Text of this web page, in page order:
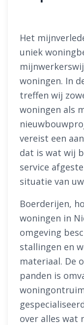
Het
uniek
woningen. In
treffen wij
woningen als
vereist een
dat is wat wij
service
situatie van
Boerderijen,
woningen in
omgeving
stallingen en
materiaal. De
panden is
over alles wat